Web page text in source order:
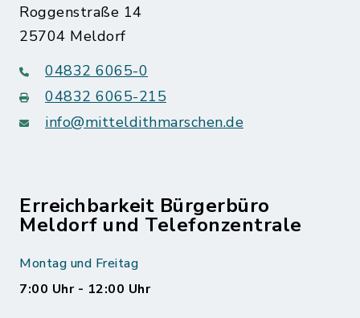
Roggenstraße 14
25704 Meldorf
04832 6065-0
04832 6065-215
info@mitteldithmarschen.de
Erreichbarkeit Bürgerbüro
Meldorf und Telefonzentrale
Montag und Freitag
7:00 Uhr - 12:00 Uhr